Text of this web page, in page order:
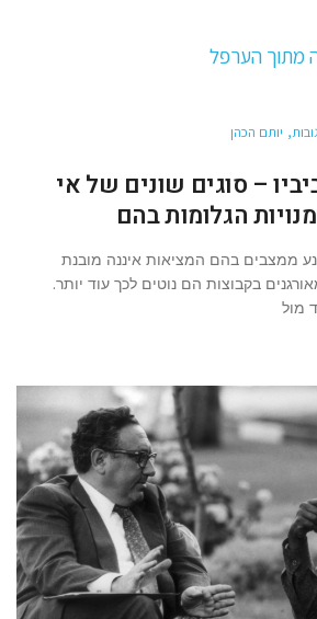
יותם הכהן
– סוגים שונים של אי
הגלומות בהם
ממצבים בהם המציאות איננה מובנת
בקבוצות הם נוטים לכך עוד יותר.
מול